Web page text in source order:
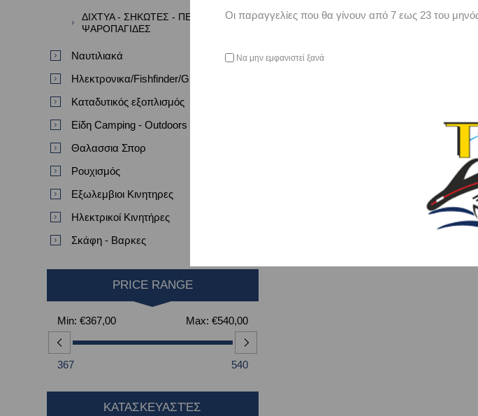
ΔΙΧΤΥΑ - ΣΗΚΩΤΕΣ - ΠΕΖΟΒΟΛΑ -
ΨΑΡΟΠΑΓΙΔΕΣ
Ναυτιλιακά
Ηλεκτρονικα/Fishfinder/GPS/VHF
Καταδυτικός εξοπλισμός
Είδη Camping - Outdoors
Θαλασσια Σπορ
Ρουχισμός
Εξωλεμβιοι Κινητηρες
Ηλεκτρικοί Κινητήρες
Σκάφη - Βαρκες
PRICE RANGE
Min: €367,00 Max: €540,00
367 540
ΚΑΤΑΣΚΕΥΑΣΤΈΣ
Οι παραγγελίες που θα γίνουν από 7 εως 23 του
Να μην εμφανιστεί ξανά